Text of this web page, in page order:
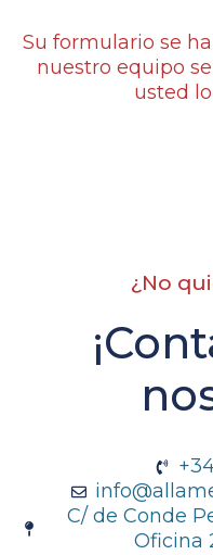
Su formulario se
nuestro equipo
usted
¿No
C/ de Conde
Oficina